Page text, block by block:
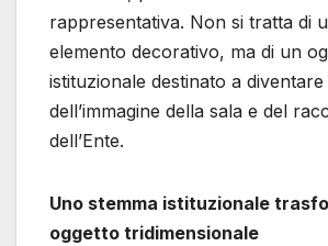
rappresentativa. Non si tratta di
elemento decorativo, ma di un
istituzionale destinato a
dell’immagine della sala e del
dell’Ente.
Uno stemma istituzionale
oggetto tridimensionale